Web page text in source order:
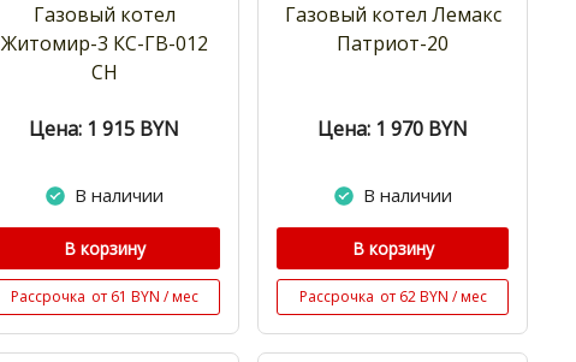
Газовый котел
Житомир-3 КС-ГВ-012
СН
Цена: 1 915 BYN
В наличии
В корзину
Рассрочка от 61 BYN / мес
Газовый котел Лемакс
Патриот-20
Цена: 1 970 BYN
В наличии
В корзину
Рассрочка от 62 BYN / мес